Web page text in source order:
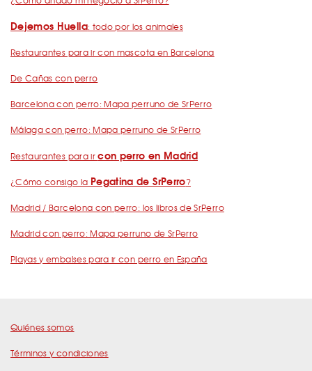
Dejemos Huella: todo por los animales
Restaurantes para ir con mascota en Barcelona
De Cañas con perro
Barcelona con perro: Mapa perruno de SrPerro
Málaga con perro: Mapa perruno de SrPerro
Restaurantes para ircon perro en Madrid
¿Cómo consigo la Pegatina de SrPerro?
Madrid / Barcelona con perro: los libros de SrPerro
Madrid con perro: Mapa perruno de SrPerro
Playas y embalses para ir con perro en España
Quiénes somos
Términos y condiciones